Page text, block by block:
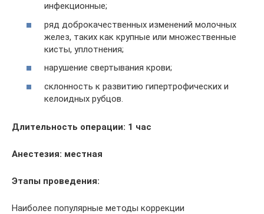
инфекционные;
ряд доброкачественных изменений молочных
желез, таких как крупные или множественные
кисты, уплотнения;
нарушение свертывания крови;
склонность к развитию гипертрофических и
келоидных рубцов.
Длительность операции: 1 час
Анестезия: местная
Этапы проведения:
Наиболее популярные методы коррекции